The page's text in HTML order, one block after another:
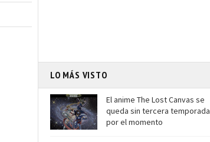
LO MÁS VISTO
El anime The Lost Canvas se
queda sin tercera temporada
por el momento